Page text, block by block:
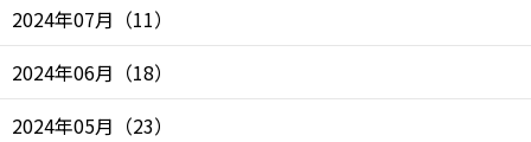
2024年07月 （11）
2024年06月 （18）
2024年05月 （23）